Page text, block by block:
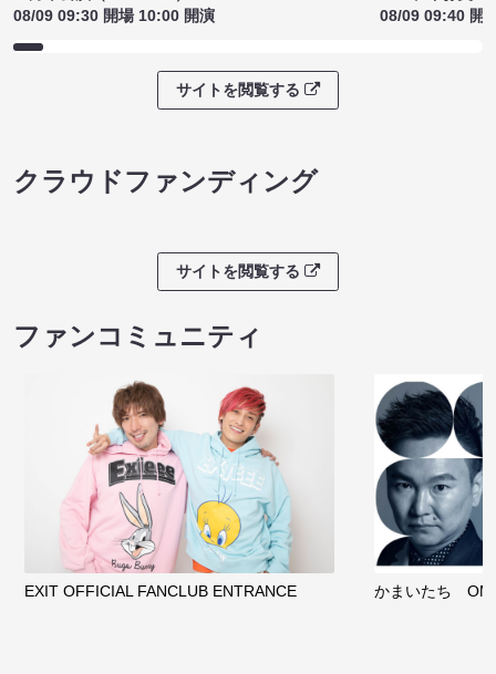
08/09 09:30 開場 10:00 開演
08/09 09:40 開
サイトを閲覧する
クラウドファンディング
サイトを閲覧する
ファンコミュニティ
EXIT OFFICIAL FANCLUB ENTRANCE かまいたち